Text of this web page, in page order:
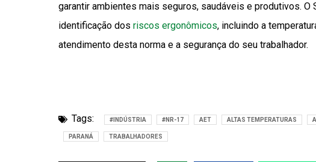
garantir ambientes mais seguros, saudáveis e produtivos.
identificação dos riscos ergonômicos, incluindo a
atendimento desta norma e a segurança do seu trabalhador.
Tags: #INDÚSTRIA #NR-17 AET ALTAS TEMPERATURAS
PARANÁ TRABALHADORES